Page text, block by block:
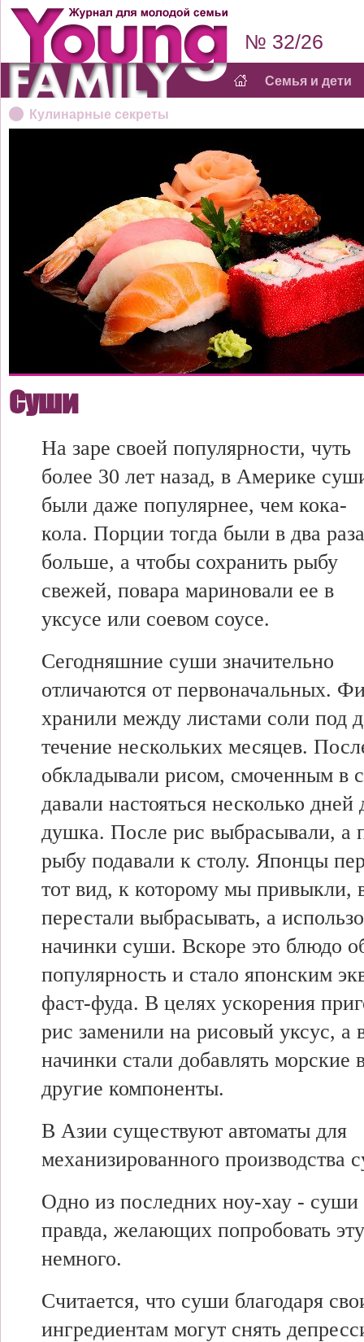
Кулинарные секреты
Суши
На заре своей популярности, чуть
более 30 лет назад, в Америке
были даже популярнее, чем кока-
кола. Порции тогда были в два раза
больше, а чтобы сохранить рыбу
свежей, повара мариновали ее в
уксусе или соевом соусе.
Сегодняшние суши значительно
отличаются от первоначальных.
хранили между листами соли под
течение нескольких месяцев.
обкладывали рисом, смоченным в
давали настояться несколько
душка. После рис выбрасывали, а
рыбу подавали к столу. Японцы
тот вид, к которому мы привыкли,
перестали выбрасывать, а
начинки суши. Вскоре это блюдо
популярность и стало японским
фаст-фуда. В целях ускорения
рис заменили на рисовый уксус, а
начинки стали добавлять морские
другие компоненты.
В Азии существуют автоматы для
механизированного производства
Одно из последних ноу-хау -
правда, желающих попробовать
немного.
Считается, что суши благодаря
ингредиентам могут снять
№ 32/26
Семья и дети